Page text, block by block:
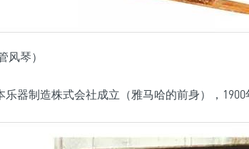
风琴）
乐器制造株式会社成立（雅马哈的前身），